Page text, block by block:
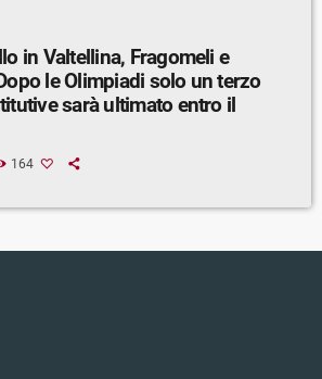
in Valtellina, Fragomeli e
le Olimpiadi solo un terzo
sarà ultimato entro il
164